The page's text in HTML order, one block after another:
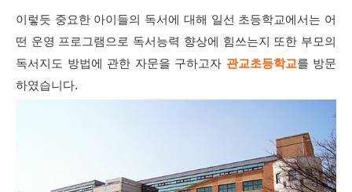
이렇듯 중요한 아이들의 독서에 대해 일선 초등학교에서는 어
떤 운영 프로그램으로 독서능력 향상에 힘쓰는지 또한 부모의
독서지도 방법에 관한 자문을 구하고자 관교초등학교를 방문
하였습니다.